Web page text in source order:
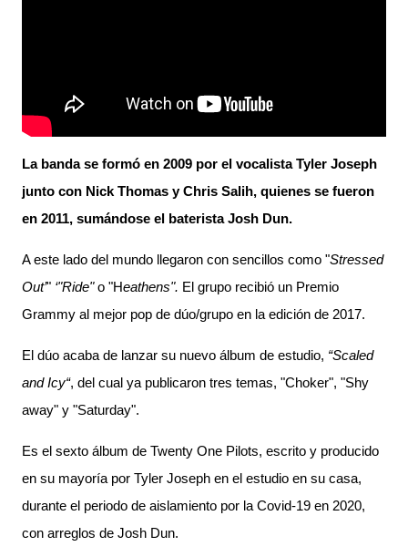
La banda se formó en 2009 por el vocalista Tyler Joseph
junto con Nick Thomas y Chris Salih, quienes se fueron
en 2011, sumándose el baterista Josh Dun.
A este lado del mundo llegaron con sencillos como "Stressed
Out’" ‘"Ride"o "Heathens". El grupo recibió un Premio
Grammy al mejor pop de dúo/grupo en la edición de 2017.
El dúo acaba de lanzar su nuevo álbum de estudio, “Scaled
and Icy“, del cual ya publicaron tres temas, "Choker", "Shy
away" y "Saturday".
Es el sexto álbum de Twenty One Pilots, escrito y producido
en su mayoría por Tyler Joseph en el estudio en su casa,
durante el periodo de aislamiento por la Covid-19 en 2020,
con arreglos de Josh Dun.